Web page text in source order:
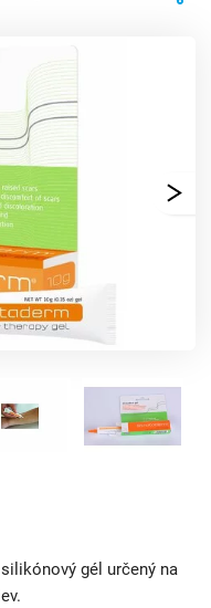
gél určený na